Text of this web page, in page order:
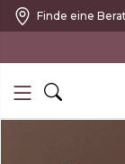
Finde eine